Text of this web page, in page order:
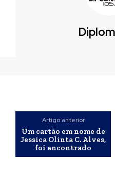
Artigo anterior
Um cartão em nome de
Jessica Olinta C. Alves,
foi encontrado